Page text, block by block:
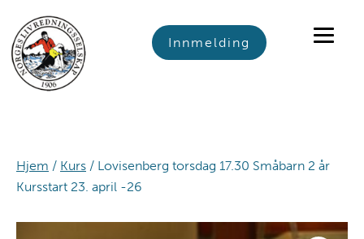
primary
navigation
main
content
footer
Innmelding
Hjem / Kurs / Lovisenberg torsdag 17.30 Småbarn 2 år
Kursstart 23. april -26